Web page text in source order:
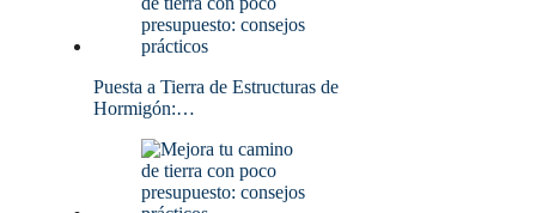
Puesta a Tierra de Estructuras de
Hormigón:…